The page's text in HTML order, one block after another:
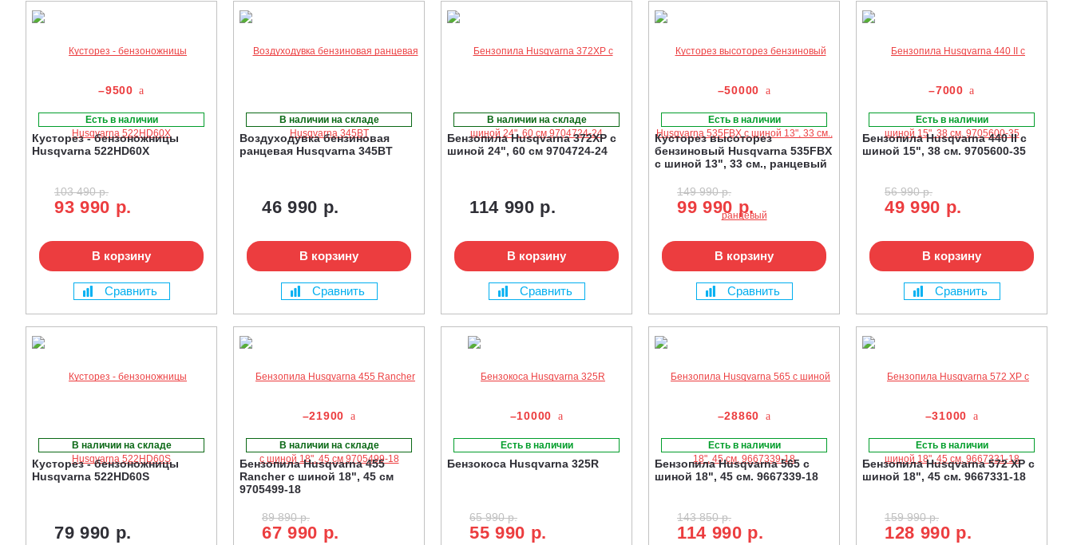
–9500
Есть в наличии
Кусторез - бензоножницы
Husqvarna 522HD60X
103 490 р.
93 990 р.
В корзину
Сравнить
В наличии на складе
Воздуходувка бензиновая
ранцевая Husqvarna 345BT
46 990 р.
В корзину
Сравнить
В наличии на складе
Бензопила Husqvarna 372XP с
шиной 24", 60 см 9704724-24
114 990 р.
В корзину
Сравнить
–50000
Есть в наличии
Кусторез высоторез
бензиновый Husqvarna 535FBX
с шиной 13", 33 см., ранцевый
149 990 р.
99 990 р.
В корзину
Сравнить
–7000
Есть в наличии
Бензопила Husqvarna 440 II с
шиной 15", 38 см. 9705600-35
56 990 р.
49 990 р.
В корзину
Сравнить
В наличии на складе
Кусторез - бензоножницы
Husqvarna 522HD60S
79 990 р.
–21900
В наличии на складе
Бензопила Husqvarna 455
Rancher с шиной 18", 45 см
9705499-18
89 890 р.
67 990 р.
–10000
Есть в наличии
Бензокоса Husqvarna 325R
65 990 р.
55 990 р.
–28860
Есть в наличии
Бензопила Husqvarna 565 с
шиной 18", 45 см. 9667339-18
143 850 р.
114 990 р.
–31000
Есть в наличии
Бензопила Husqvarna 572 XP с
шиной 18", 45 см. 9667331-18
159 990 р.
128 990 р.